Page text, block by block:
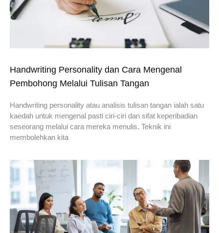
Handwriting Personality dan Cara Mengenal
Pembohong Melalui Tulisan Tangan
Handwriting personality atau analisis tulisan tangan ialah satu
kaedah untuk mengenal pasti ciri-ciri dan sifat keperibadian
seseorang melalui cara mereka menulis. Teknik ini
membolehkan kita